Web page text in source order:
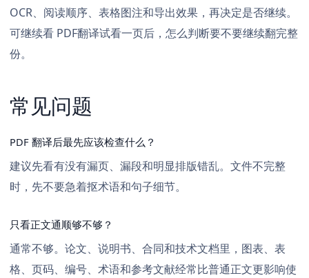
OCR、阅读顺序、表格图注和导出效果，再决定是否继续。
可继续看 PDF翻译试看一页后，怎么判断要不要继续翻完整
份。
常见问题
PDF 翻译后最先应该检查什么？
建议先看有没有漏页、漏段和明显排版错乱。文件不完整
时，先不要急着抠术语和句子细节。
只看正文通顺够不够？
通常不够。论文、说明书、合同和技术文档里，图表、表
格、页码、编号、术语和参考文献经常比普通正文更影响使